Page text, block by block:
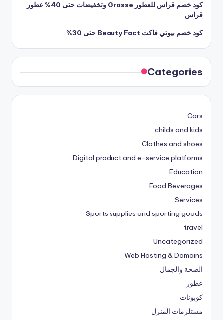
كود خصم قراس للعطور Grasse وتخفيضات حتى 40% عطور
قراس
كود خصم بيوتي فاكت Beauty Fact حتى 30%
Categories
Cars
childs and kids
Clothes and shoes
Digital product and e-service platforms
Education
Food Beverages
Services
Sports supplies and sporting goods
travel
Uncategorized
Web Hosting & Domains
الصحة والجمال
عطور
كوبونات
مستلزمات المنزل